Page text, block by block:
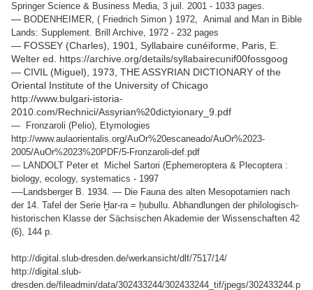
Springer Science & Business Media, 3 juil. 2001 - 1033 pages.
— BODENHEIMER, ( Friedrich Simon ) 1972, Animal and Man in Bible
Lands: Supplement. Brill Archive, 1972 - 232 pages
— FOSSEY (Charles), 1901, Syllabaire cunéiforme, Paris, E.
Welter ed. https://archive.org/details/syllabairecunif00fossgoog
— CIVIL (Miguel), 1973, THE ASSYRIAN DICTIONARY of the
Oriental Institute of the University of Chicago
http://www.bulgari-istoria-
2010.com/Rechnici/Assyrian%20dictyionary_9.pdf
—
Fronzaroli (Pelio), Etymologies
http://www.aulaorientalis.org/AuOr%20escaneado/AuOr%2023-
2005/AuOr%2023%20PDF/5-Fronzaroli-def.pdf
— LANDOLT Peter et ‎Michel Sartori (Ephemeroptera & Plecoptera :
biology, ecology, systematics - 1997
-—Landsberger B. 1934. — Die Fauna des alten Mesopotamien nach
der 14. Tafel der Serie Ḫar-ra = ḫubullu. Abhandlungen der philologisch-
historischen Klasse der Sächsischen Akademie der Wissenschaften 42
(6), 144 p.
http://digital.slub-dresden.de/werkansicht/dlf/7517/14/
http://digital.slub-
dresden.de/fileadmin/data/302433244/302433244_tif/jpegs/302433244.p